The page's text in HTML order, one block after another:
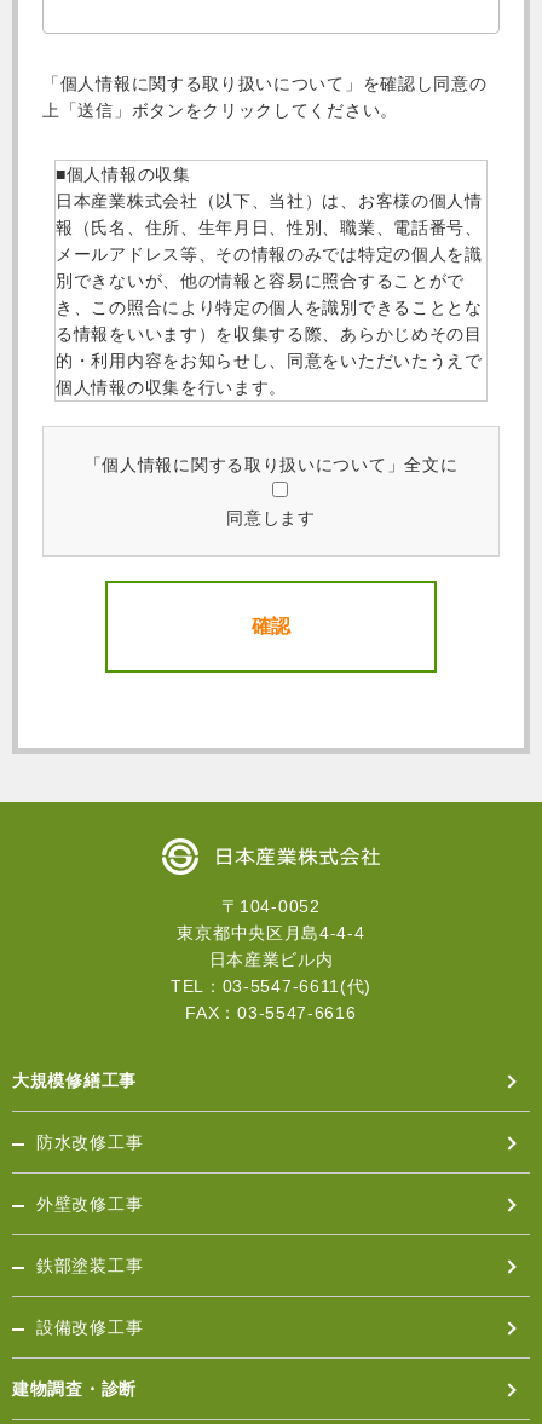
「個人情報に関する取り扱いについて」を確認し同意の
上「送信」ボタンをクリックしてください。
■個人情報の収集
日本産業株式会社（以下、当社）は、お客様の個人情
報（氏名、住所、生年月日、性別、職業、電話番号、
メールアドレス等、その情報のみでは特定の個人を識
別できないが、他の情報と容易に照合することがで
き、この照合により特定の個人を識別できることとな
る情報をいいます）を収集する際、あらかじめその目
的・利用内容をお知らせし、同意をいただいたうえで
個人情報の収集を行います。
任者を配置し、適切かつ安全な管理を行っておりま
す。個人情報への不正アクセス、紛失、破壊、改ざん
および漏洩などに関し、予防措置を講じるとともに、
当社でご登録いただいた個人情報は、以下の目的で使
メール及び郵送のＤＭ（若しくは葉書等）にてご提供
■個人情報の変更・取消
お客様が、お客様の個人情報の照会、変更、取消等を
ください。個人情報漏洩防止、正確性、安全性の確保
の観点から、法令の規定により特別な手続が定められ
ている場合を除き、遅滞なく必要な調査を行い、当該
ご請求がお客様ご自身によるものであることが確認で
います。
当社とお客様との取引を完結させる上で必要な企業に
得た上で情報を開示させていただくことがございま
す。
■お問合わせについて
お客様の個人情報に関する手続きのお問合わせについ
ては、メールフォームでお受けいたします。当社で
情報の管理につきましては十分ご注意いただきますよ
「個人情報に関する取り扱いについて」全文に
同意します
〒104-0052
東京都中央区月島4-4-4
日本産業ビル内
TEL：03-5547-6611(代)
FAX：03-5547-6616
大規模修繕工事
防水改修工事
外壁改修工事
鉄部塗装工事
設備改修工事
建物調査・診断